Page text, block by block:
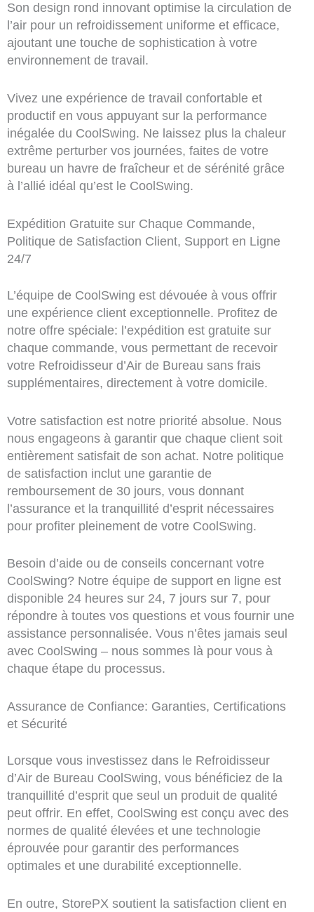
Son design rond innovant optimise la circulation de
l’air pour un refroidissement uniforme et efficace,
ajoutant une touche de sophistication à votre
environnement de travail.
Vivez une expérience de travail confortable et
productif en vous appuyant sur la performance
inégalée du CoolSwing. Ne laissez plus la chaleur
extrême perturber vos journées, faites de votre
bureau un havre de fraîcheur et de sérénité grâce
à l’allié idéal qu’est le CoolSwing.
Expédition Gratuite sur Chaque Commande,
Politique de Satisfaction Client, Support en Ligne
24/7
L’équipe de CoolSwing est dévouée à vous offrir
une expérience client exceptionnelle. Profitez de
notre offre spéciale: l’expédition est gratuite sur
chaque commande, vous permettant de recevoir
votre Refroidisseur d’Air de Bureau sans frais
supplémentaires, directement à votre domicile.
Votre satisfaction est notre priorité absolue. Nous
nous engageons à garantir que chaque client soit
entièrement satisfait de son achat. Notre politique
de satisfaction inclut une garantie de
remboursement de 30 jours, vous donnant
l’assurance et la tranquillité d’esprit nécessaires
pour profiter pleinement de votre CoolSwing.
Besoin d’aide ou de conseils concernant votre
CoolSwing? Notre équipe de support en ligne est
disponible 24 heures sur 24, 7 jours sur 7, pour
répondre à toutes vos questions et vous fournir une
assistance personnalisée. Vous n’êtes jamais seul
avec CoolSwing – nous sommes là pour vous à
chaque étape du processus.
Assurance de Confiance: Garanties, Certifications
et Sécurité
Lorsque vous investissez dans le Refroidisseur
d’Air de Bureau CoolSwing, vous bénéficiez de la
tranquillité d’esprit que seul un produit de qualité
peut offrir. En effet, CoolSwing est conçu avec des
normes de qualité élevées et une technologie
éprouvée pour garantir des performances
optimales et une durabilité exceptionnelle.
En outre, StorePX soutient la satisfaction client en